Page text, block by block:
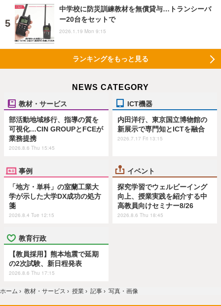
中学校に防災訓練教材を無償貸与…トランシーバ
ー20台をセットで
2026.1.19 Mon 9:15
ランキングをもっと見る
NEWS CATEGORY
教材・サービス
部活動地域移行、指導の質を
可視化…CIN GROUPとFCEが
業務提携
2026.8.6 Thu 15:45
ICT機器
内田洋行、東京国立博物館の
新展示で専門知とICTを融合
2026.7.17 Fri 13:15
事例
「地方・単科」の室蘭工業大
学が示した大学DX成功の処方
箋
2026.8.4 Tue 12:15
イベント
探究学習でウェルビーイング
向上、授業実践を紹介する中
高教員向けセミナー8/26
2026.8.6 Thu 18:45
教育行政
【教員採用】熊本地震で延期
の2次試験、新日程発表
2026.8.6 Thu 17:15
ホーム › 教材・サービス › 授業 › 記事 › 写真・画像